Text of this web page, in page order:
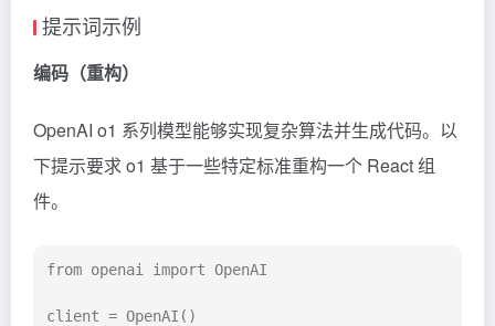
提示词示例
编码（重构）
OpenAI o1 系列模型能够实现复杂算法并生成代码。以
下提示要求 o1 基于一些特定标准重构一个 React 组
件。
from openai import OpenAI
client = OpenAI()